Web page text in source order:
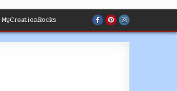
MyCreationRocks